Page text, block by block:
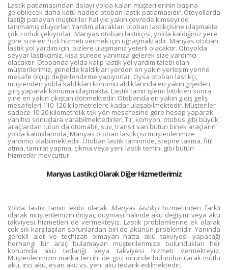
Lastik patlamasından dolayı yolda kalan müşterilerinin başına
gelebilecek daha kötü hadise otoban lastik patlamasıdır. Otoyollarda
lastiği patlayan müşteriler haliyle yakın çevrede kimseyi de
tanımamış oluyorlar. Yardım alacakları otoban lastikçisine ulaşmakta
çok zorluk çekiyorlar. Manyas otoban lastikçisi, yolda kaldığınız yere
göre size en hızlı hizmeti vermek için uğraşmaktadır. Manyas otoban
lastik yol yardım için, bizlere ulaşmanız yeterli olacaktır. Otoyolda
seyyar lastikçimiz, kısa sürede yanınıza gelerek size yardımcı
olacaktır. Otobanda yolda kalıp lastik yol yardım talebi olan
müşterilerimiz, genelde kaldıkları yerden en yakın yerleşim yerine
mesafe ölçüp değerlendirme yapıyorlar. Oysa otoban lastikçi,
müşteriden yolda kaldıkları konumu aldıklarında en yakın gişeden
giriş yaparak konuma ulaşmakta. Lastik tamir işlemi bittikten sonra
yine en yakın çıkıştan dönmektedir. Otobanda en yakın gidiş geliş
mesafeleri 110-120 kilometrelere kadar ulaşabilmektedir. Müşteriler
sadece 10-20 kilometrelik tek yön mesafesine göre hesap yaparak
yanıltıcı sonuçlara varabilmektedirler. Tır, komyon, otobüs gibi büyük
araçlardan tutun da otomabil, suv, transit vari bütün binek araçların
yolda kaldıklarında, Manyas otoban lastikçisi müşterilerimize
yardımcı olabilmektedir. Otoban lastik tamirinde, stepne takma, fitil
atma, tamirat yapma, çıkma veya yeni lastik temini gibi bütün
hizmetler mevcuttur.
Manyas Lastikçi Olarak Diğer Hizmetlerimiz
Yolda lastik tamiri ekibi olarak Manyas lastikçihizmetinden farklı
olarak müşterilemizin ihtiyaç duyması halinde akü değişimi veya akü
takviyesi hizmetleri de vermekteyiz. Lastik problemlerine ek olarak
çok sık karşılaşılan sorunlardan biri de akünün problemidir. Yanında
gerekli alet ve teçhizatı olmayan hatta akü takviyesi yapacağı
herhangi bir araç bulamayan müşterilerimize bulundukları her
konumda akü tedariği veya takviyesi hizmeti vermekteyiz.
Müşterilerimizin marka tercihi de göz önünde bulundurularak mutlu
akü, inci akü, esan akü vs. yeni akü tedarik edilmektedir.